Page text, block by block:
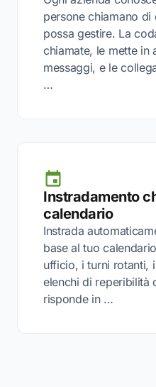
persone chiamano di
possa gestire. La
chiamate, le mette in
messaggi, e le
…
Instradamento
calendario
Instrada
base al tuo
ufficio, i turni rotanti,
elenchi di reperibilità
risponde in …